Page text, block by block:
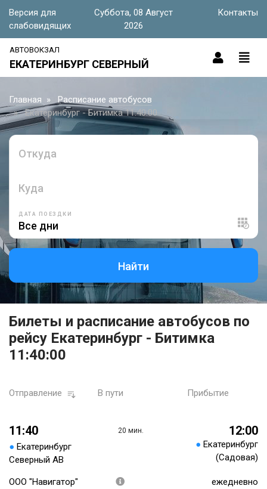
Версия для
слабовидящих
Суббота, 08 Август
2026
Контакты
АВТОВОКЗАЛ
ЕКАТЕРИНБУРГ СЕВЕРНЫЙ
Главная
Расписание автобусов
Екатеринбург - Битимка 11:40:00
Откуда
Куда
ДАТА ПОЕЗДКИ
Найти
Билеты и расписание автобусов по
рейсу Екатеринбург - Битимка
11:40:00
Отправление В пути Прибытие
11:40
● Екатеринбург
Северный АВ
20 мин. 12:00
● Екатеринбург
(Садовая)
ООО "Навигатор"
ежедневно